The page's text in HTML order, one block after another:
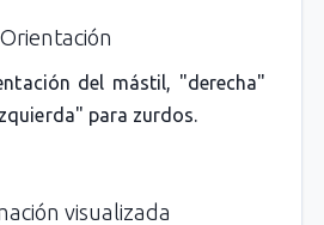
Orientación
del mástil, "derecha"
para zurdos.
visualizada